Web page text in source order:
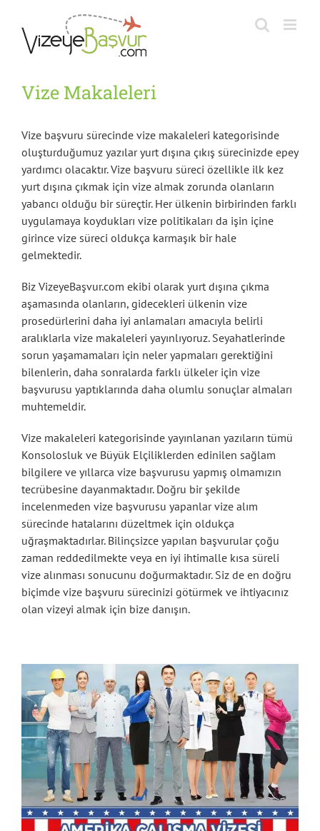
content
Vize Makaleleri
Vize başvuru sürecinde vize makaleleri kategorisinde
oluşturduğumuz yazılar yurt dışına çıkış sürecinizde epey
yardımcı olacaktır. Vize başvuru süreci özellikle ilk kez
yurt dışına çıkmak için vize almak zorunda olanların
yabancı olduğu bir süreçtir. Her ülkenin birbirinden farklı
uygulamaya koydukları vize politikaları da işin içine
girince vize süreci oldukça karmaşık bir hale
gelmektedir.
Biz VizeyeBaşvur.com ekibi olarak yurt dışına çıkma
aşamasında olanların, gidecekleri ülkenin vize
prosedürlerini daha iyi anlamaları amacıyla belirli
aralıklarla vize makaleleri yayınlıyoruz. Seyahatlerinde
sorun yaşamamaları için neler yapmaları gerektiğini
bilenlerin, daha sonralarda farklı ülkeler için vize
başvurusu yaptıklarında daha olumlu sonuçlar almaları
muhtemeldir.
Vize makaleleri kategorisinde yayınlanan yazıların tümü
Konsolosluk ve Büyük Elçiliklerden edinilen sağlam
bilgilere ve yıllarca vize başvurusu yapmış olmamızın
tecrübesine dayanmaktadır. Doğru bir şekilde
incelenmeden vize başvurusu yapanlar vize alım
sürecinde hatalarını düzeltmek için oldukça
uğraşmaktadırlar. Bilinçsizce yapılan başvurular çoğu
zaman reddedilmekte veya en iyi ihtimalle kısa süreli
vize alınması sonucunu doğurmaktadır. Siz de en doğru
biçimde vize başvuru sürecinizi götürmek ve ihtiyacınız
olan vizeyi almak için bize danışın.